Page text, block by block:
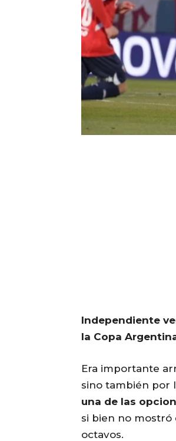
Independiente
la Copa
Era importante
sino también por
una de las
si bien no mostró
octavos.